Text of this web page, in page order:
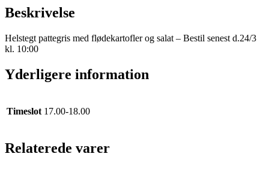
-
HUSK
MEDBRINGE
E-
KVITTERING
VED
Beskrivelse
Helstegt pattegris med flødekartofler og salat – Bestil senest d.24/3
kl. 10:00
Yderligere information
Timeslot 17.00-18.00
Relaterede varer